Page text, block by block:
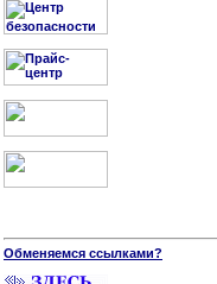
Обменяемся ссылками?